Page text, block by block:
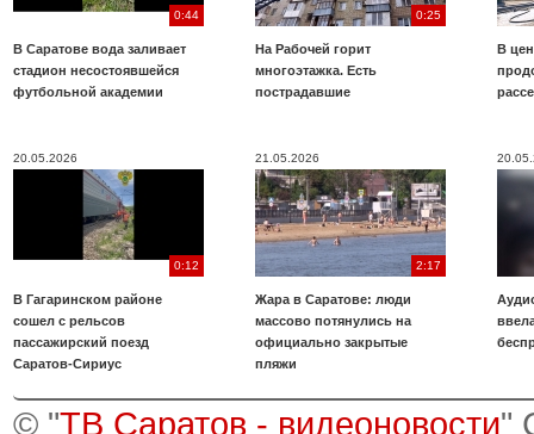
0:44
В Саратове вода заливает
стадион несостоявшейся
футбольной академии
0:25
На Рабочей горит
многоэтажка. Есть
пострадавшие
В
20.05.2026
0:12
В Гагаринском районе
сошел с рельсов
пассажирский поезд
Саратов-Сириус
21.05.2026
2:17
Жара в Саратове: люди
массово потянулись на
официально закрытые
пляжи
© "ТВ Саратов - видеоновости"